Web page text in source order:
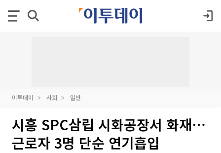
이투데이 사회 일반
시흥 SPC삼립 시화공장서 화재⋯
근로자 3명 단순 연기흡입